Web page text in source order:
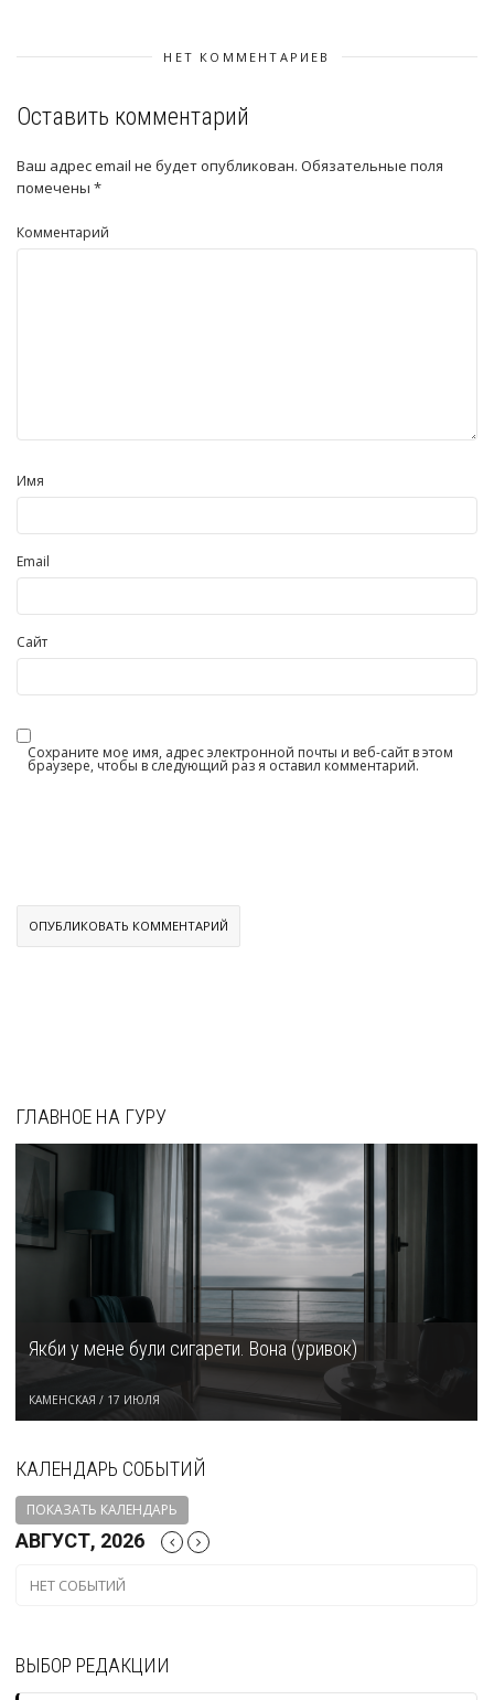
НЕТ КОММЕНТАРИЕВ
Оставить комментарий
Ваш адрес email не будет опубликован. Обязательные поля
помечены *
Комментарий
Имя
Email
Сайт
Сохраните мое имя, адрес электронной почты и веб-сайт в этом
браузере, чтобы в следующий раз я оставил комментарий.
ГЛАВНОЕ НА ГУРУ
Якби у мене були сигарети. Вона (уривок)
КАМЕНСКАЯ / 17 ИЮЛЯ
КАЛЕНДАРЬ СОБЫТИЙ
ПОКАЗАТЬ КАЛЕНДАРЬ
АВГУСТ, 2026
НЕТ СОБЫТИЙ
ВЫБОР РЕДАКЦИИ